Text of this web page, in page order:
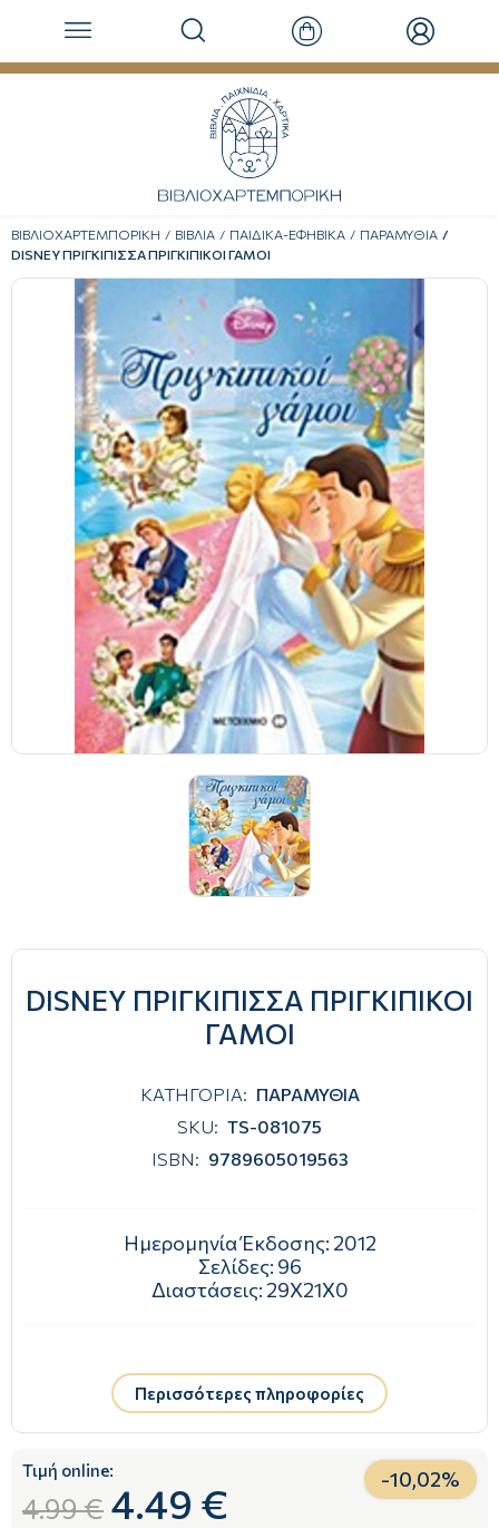
ΒΙΒΛΙΟΧΑΡΤΕΜΠΟΡΙΚΗ ΒΙΒΛΙΑ ΠΑΙΔΙΚΑ-ΕΦΗΒΙΚΑ
ΠΑΡΑΜΥΘΙΑ
DISNEY ΠΡΙΓΚΙΠΙΣΣΑ ΠΡΙΓΚΙΠΙΚΟΙ ΓΑΜΟΙ
DISNEY ΠΡΙΓΚΙΠΙΣΣΑ ΠΡΙΓΚΙΠΙΚΟΙ
ΓΑΜΟΙ
ΚΑΤΗΓΟΡΙΑ: ΠΑΡΑΜΥΘΙΑ
SKU: TS-081075
ISBN: 9789605019563
Ημερομηνία Έκδοσης: 2012
Σελίδες: 96
Διαστάσεις: 29Χ21Χ0
Περισσότερες πληροφορίες
Τιμή online:
4.99 € 4.49 € -10,02%